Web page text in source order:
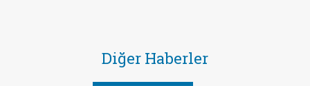
Diğer Haberler